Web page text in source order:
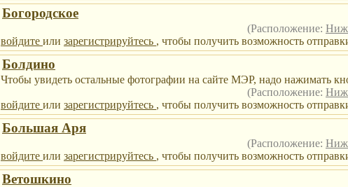
Богородское
(Расположение:
войдите или зарегистрируйтесь , чтобы получить возможность
Болдино
Чтобы увидеть остальные фотографии на сайте МЭР, надо нажимать
(Расположение:
войдите или зарегистрируйтесь , чтобы получить возможность
Большая Аря
(Расположение:
войдите или зарегистрируйтесь , чтобы получить возможность
Ветошкино